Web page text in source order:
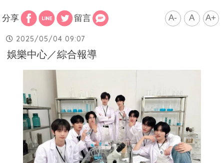
分享 留言 A- A A+
2025/05/04 09:07
娛樂中心／綜合報導